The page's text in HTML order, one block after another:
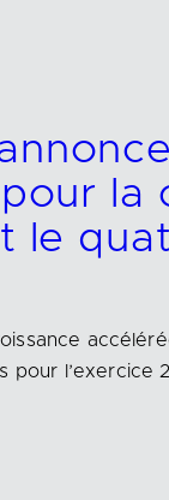
la
le
pour l’exercice